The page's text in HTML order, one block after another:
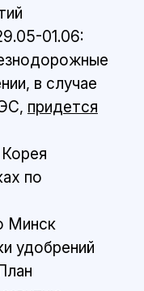
01.06:
в случае
придется
по
Минск
удобрений